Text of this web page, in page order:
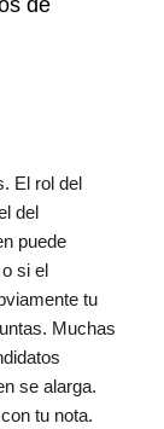
El rol del
del
puede
si el
tu
Muchas
se alarga.
tu nota.